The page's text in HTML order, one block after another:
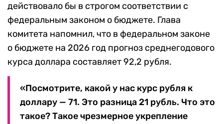
действовало бы в строгом соответствии с
федеральным законом о бюджете. Глава
комитета напомнил, что в федеральном законе
о бюджете на 2026 год прогноз среднегодового
курса доллара составляет 92,2 рубля.
«Посмотрите, какой у нас курс рубля к
доллару — 71. Это разница 21 рубль. Что это
такое? Такое чрезмерное укрепление